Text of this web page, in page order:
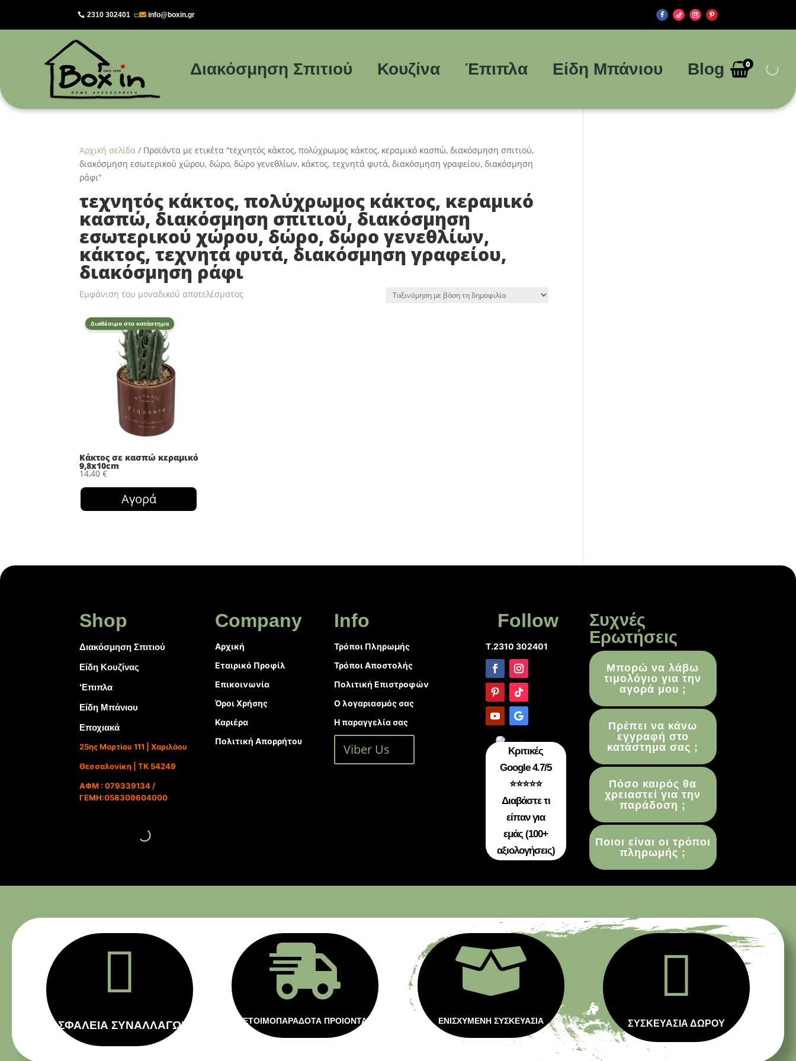
2310 302401  info@boxin.gr
Διακόσμηση Σπιτιού Κουζίνα Έπιπλα Είδη Μπάνιου Blog 0
Αρχική σελίδα / Προϊόντα με ετικέτα “τεχνητός κάκτος, πολύχρωμος κάκτος, κεραμικό κασπώ, διακόσμηση σπιτιού,
διακόσμηση εσωτερικού χώρου, δώρο, δώρο γενεθλίων, κάκτος, τεχνητά φυτά, διακόσμηση γραφείου, διακόσμηση
ράφι”
τεχνητός κάκτος, πολύχρωμος κάκτος, κεραμικό
κασπώ, διακόσμηση σπιτιού, διακόσμηση
εσωτερικού χώρου, δώρο, δώρο γενεθλίων,
κάκτος, τεχνητά φυτά, διακόσμηση γραφείου,
διακόσμηση ράφι
Εμφάνιση του μοναδικού αποτελέσματος
Διαθέσιμο στο κατάστημα
Κάκτος σε κασπώ κεραμικό
9,8x10cm
14,40€
Αγορά
Shop
Διακόσμηση Σπιτιού
Είδη Κουζίνας
‘Επιπλα
Είδη Μπάνιου
Εποχιακά
25ης Μαρτίου 111 | Χαριλάου
Θεσσαλονίκη | ΤΚ 54249
ΑΦΜ : 079339134 /
ΓΕΜΗ:058309604000
Company
Αρχική
Εταιρικό Προφίλ
Επικοινωνία
Όροι Χρήσης
Καριέρα
Πολιτική Απορρήτου
Info
Τρόποι Πληρωμής
Τρόποι Αποστολής
Πολιτική Επιστροφών
Ο λογαριασμός σας
Η παραγγελία σας
Viber Us
Follow
T.2310 302401
Κριτικές
Google 4.7/5
⭐⭐⭐⭐⭐
Διαβάστε τι
είπαν για
εμάς (100+
αξιολογήσεις)
Συχνές
Ερωτήσεις
Μπορώ να λάβω
τιμολόγιο για την
αγορά μου ;
Πρέπει να κάνω
εγγραφή στο
κατάστημα σας ;
Πόσο καιρός θα
χρειαστεί για την
παράδοση ;
Ποιοι είναι οι τρόποι
πληρωμής ;

ΑΣΦΑΛΕΙΑ ΣΥΝΑΛΛΑΓΩΝ

ΕΤΟΙΜΟΠΑΡΑΔΟΤΑ ΠΡΟΙΟΝΤΑ

ΕΝΙΣΧΥΜΕΝΗ ΣΥΣΚΕΥΑΣΙΑ

ΣΥΣΚΕΥΑΣΙΑ ΔΩΡΟΥ